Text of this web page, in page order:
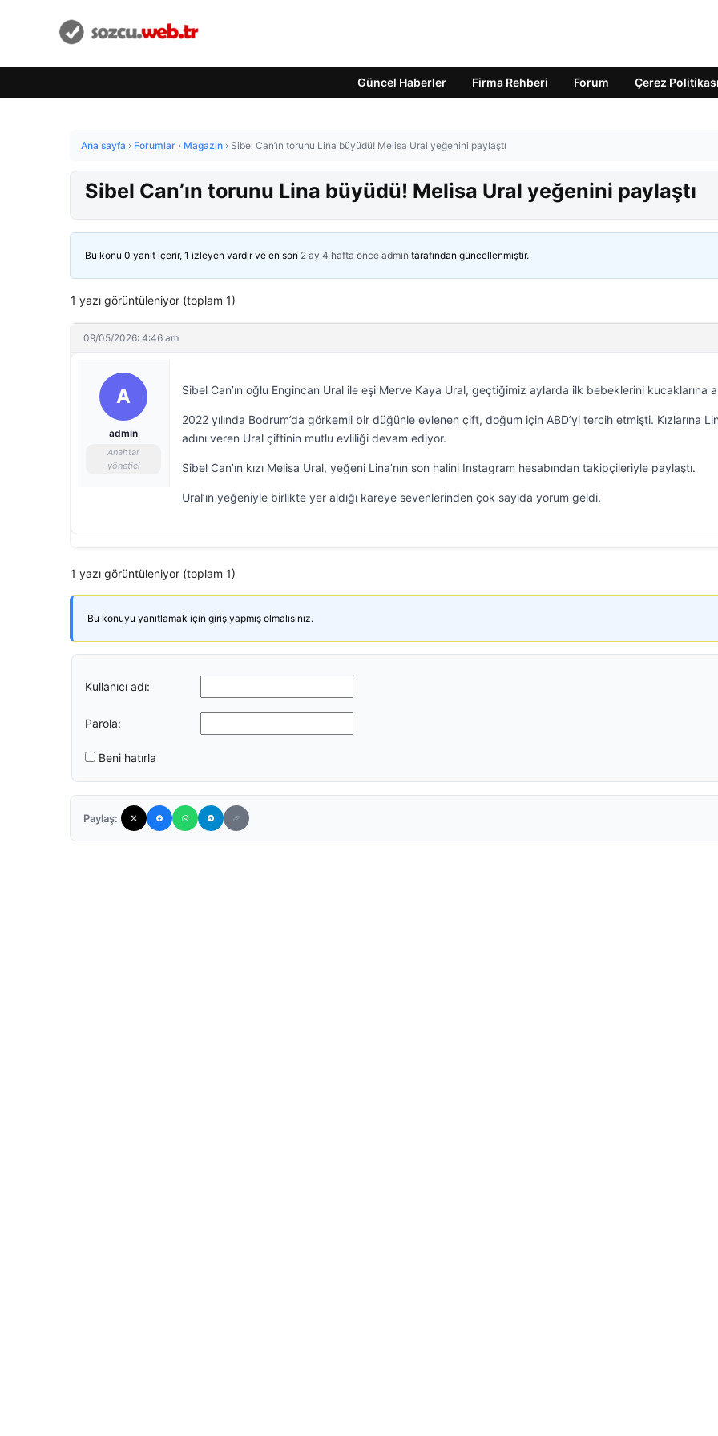
Güncel Haberler Firma Rehberi Forum Çerez Politikası
Ana sayfa › Forumlar › Magazin › Sibel Can’ın torunu Lina büyüdü! Melisa Ural yeğenini paylaştı
Sibel Can’ın torunu Lina büyüdü! Melisa Ural yeğenini paylaştı
Bu konu 0 yanıt içerir, 1 izleyen vardır ve en son 2 ay 4 hafta önce admin tarafından güncellenmiştir.
1 yazı görüntüleniyor (toplam 1)
09/05/2026: 4:46 am
A
admin
Anahtar
yönetici
Sibel Can’ın oğlu Engincan Ural ile eşi Merve Kaya Ural, geçtiğimiz aylarda ilk bebeklerini kucaklarına
2022 yılında Bodrum’da görkemli bir düğünle evlenen çift, doğum için ABD’yi tercih etmişti. Kızlarına
adını veren Ural çiftinin mutlu evliliği devam ediyor.
Sibel Can’ın kızı Melisa Ural, yeğeni Lina’nın son halini Instagram hesabından takipçileriyle paylaştı.
Ural’ın yeğeniyle birlikte yer aldığı kareye sevenlerinden çok sayıda yorum geldi.
1 yazı görüntüleniyor (toplam 1)
Bu konuyu yanıtlamak için giriş yapmış olmalısınız.
Kullanıcı adı:
Parola:
Beni hatırla
Paylaş: